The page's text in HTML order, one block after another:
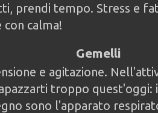
prendi tempo. Stress e
con calma!
Gemelli
e agitazione.
troppo quest'oggi:
sono l'apparato